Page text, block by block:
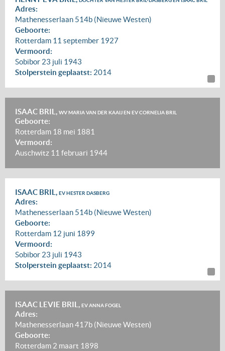
Adres:
Mathenesserlaan 514b (Nieuwe Westen)
Geboorte:
Rotterdam 11 september 1927
Vermoord:
Sobibor 23 juli 1943
Stolperstein geplaatst: 2014
ISAAC BRIL, WV MARIA VAN DER KAAIJ EN EV CORNELIA BRIL
Geboorte:
Rotterdam 18 mei 1881
Vermoord:
Auschwitz 11 februari 1944
ISAAC BRIL, EV HESTER DASBERG
Adres:
Mathenesserlaan 514b (Nieuwe Westen)
Geboorte:
Rotterdam 12 juni 1899
Vermoord:
Sobibor 23 juli 1943
Stolperstein geplaatst: 2014
ISAAC LEVIE BRIL, EV ANNA FOGEL
Adres:
Mathenesserlaan 417b (Nieuwe Westen)
Geboorte:
Rotterdam 2 maart 1898